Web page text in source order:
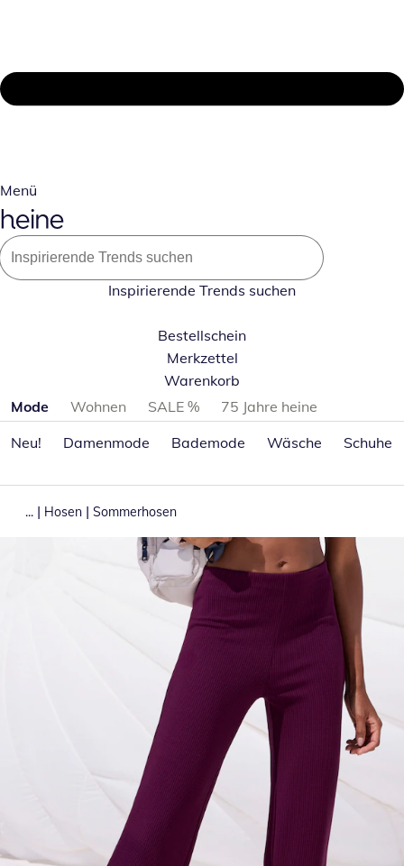
Menü
Inspirierende Trends suchen
Bestellschein
Merkzettel
Warenkorb
Produktkategorien überspringen
Mode Wohnen SALE %
75 Jahre heine
Neu!
Damenmode Bademode Wäsche Schuhe
... | Hosen | Sommerhosen